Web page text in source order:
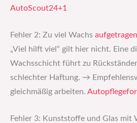
AutoScout24+1
Fehler 2: Zu viel Wachs aufgetragen
„Viel hilft viel“ gilt hier nicht. Eine
Wachsschicht führt zu
schlechter Haftung. →
gleichmäßig arbeiten.
Fehler 3: Kunststoffe und Glas mit